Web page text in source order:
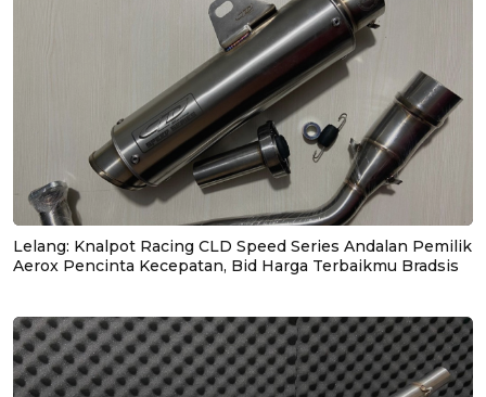
Lelang: Knalpot Racing CLD Speed Series Andalan Pemilik
Aerox Pencinta Kecepatan, Bid Harga Terbaikmu Bradsis